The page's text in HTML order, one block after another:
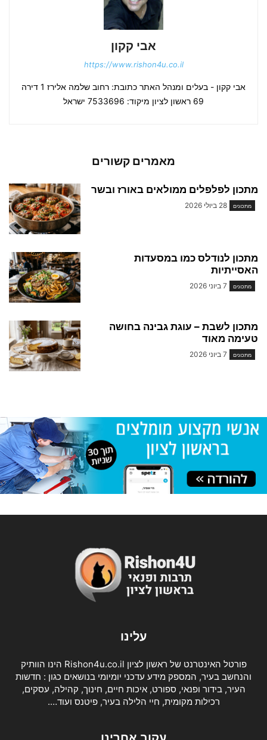
אבי קקון
https://www.rishon4u.co.il
אבי קקון - בעלים ומנהל האתר כתובת: רחוב שלמה אלירז 1 דירה
69 ראשון לציון מיקוד: 7533696 ישראל
מאמרים קשורים
מתכון לפלפלים ממולאים באורז ובשר
מתכונים 28 ביולי 2026
מתכון לנודלס כמו במסעדות
האסייתיות
מתכונים 7 ביוני 2026
מתכון לשבת – עוגת גבינה בחושה
טעימה מאוד
מתכונים 7 ביוני 2026
עלינו
פורטל האינטרנט של ראשון לציון Rishon4u.co.il הינו הוותיק
והנחשב בעיר, המספק מידע עדכני יומיומי בנושאים כגון : חדשות
העיר, בידור ופנאי, ספורט, איכות חיים, חינוך, קהילה, עסקים,
רכילות מקומית, חיי הלילה בעיר, פיטנס ועוד….